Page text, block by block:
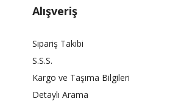
Alışveriş
Sipariş Takibi
S.S.S.
Kargo ve Taşıma Bilgileri
Detaylı Arama